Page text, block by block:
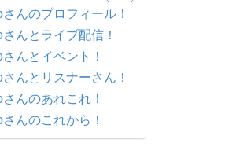
んのプロフィール！
んとライブ配信！
んとイベント！
んとリスナーさん！
んのあれこれ！
んのこれから！